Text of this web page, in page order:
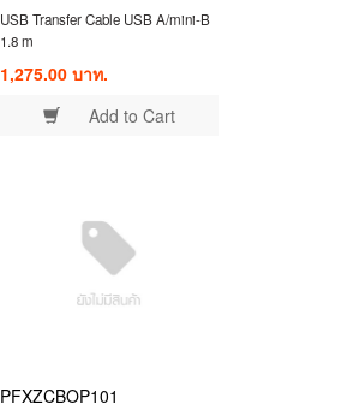
USB Transfer Cable USB A/mini-B
1.8 m
1,275.00 บาท.
Add to Cart
PFXZCBOP101